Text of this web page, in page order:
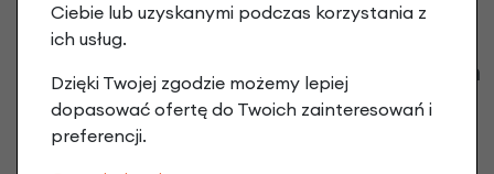
Klienci zadali następujące pytania o ten
produkt
Nikt wcześniej niemiał pytań do tego produktu? A Ty o
Ciebie lub uzyskanymi podczas korzystania z
ich usług.
Dzięki Twojej zgodzie możemy lepiej
dopasować ofertę do Twoich zainteresowań i
preferencji.